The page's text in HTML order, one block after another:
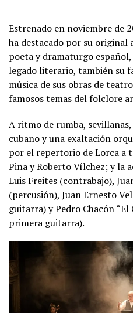
Estrenado en noviembre de
ha destacado por su
poeta y dramaturgo
legado literario, también su
música de sus obras de
famosos temas del folclore
A ritmo de rumba,
cubano y una exaltación
por el repertorio de Lorca a
Piña y Roberto Vílchez; y la
Luis Freites (contrabajo),
(percusión), Juan Ernesto
guitarra) y Pedro Chacón
primera guitarra).